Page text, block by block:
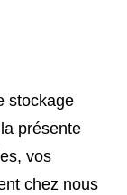
stockage
présente
vos
chez nous